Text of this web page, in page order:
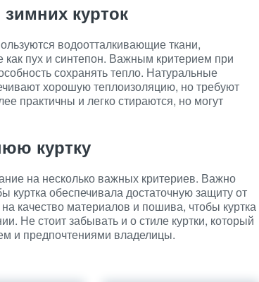
курток
водоотталкивающие ткани,
как пух и синтепон. Важным критерием при
сохранять тепло. Натуральные
хорошую теплоизоляцию, но требуют
практичны и легко стираются, но могут
куртку
на несколько важных критериев. Важно
куртка обеспечивала достаточную защиту от
качество материалов и пошива, чтобы куртка
Не стоит забывать и о стиле куртки, который
и предпочтениями владелицы.